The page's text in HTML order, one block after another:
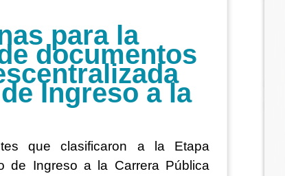
para la
documentos
Ingreso a la
que clasificaron a la Etapa
de Ingreso a la Carrera Pública